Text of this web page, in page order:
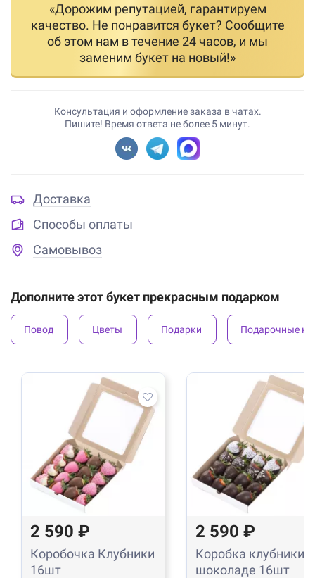
«Дорожим репутацией, гарантируем
качество. Не понравится букет? Сообщите
об этом нам в течение 24 часов, и мы
заменим букет на новый!»
Консультация и оформление заказа в чатах.
Пишите! Время ответа не более 5 минут.
Доставка
Способы оплаты
Самовывоз
Дополните этот букет прекрасным подарком
Повод Цветы Подарки Подарочные
2 590 ₽
Коробочка Клубники
16шт
2 590 ₽
Коробка клубники в
шоколаде 16шт